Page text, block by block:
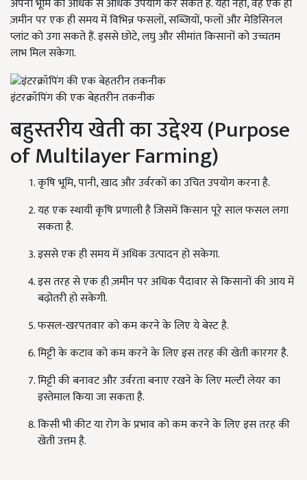
अपनी भूमि का अधिक से अधिक उपयोग कर सकते हैं. यही नहीं, वह एक ही
ज़मीन पर एक ही समय में विभिन्न फसलों, सब्जियों, फलों और मेडिसिनल
प्लांट को उगा सकते हैं. इससे छोटे, लघु और सीमांत किसानों को उच्चतम
लाभ मिल सकेगा.
इंटरक्रॉपिंग की एक बेहतरीन तकनीक
बहुस्तरीय खेती का उद्देश्य (Purpose
of Multilayer Farming)
कृषि भूमि, पानी, खाद और उर्वरकों का उचित उपयोग करना है.
यह एक स्थायी कृषि प्रणाली है जिसमें किसान पूरे साल फसल लगा
सकता है.
इससे एक ही समय में अधिक उत्पादन हो सकेगा.
इस तरह से एक ही ज़मीन पर अधिक पैदावार से किसानों की आय में
बढ़ोतरी हो सकेगी.
फसल-खरपतवार को कम करने के लिए ये बेस्ट है.
मिट्टी के कटाव को कम करने के लिए इस तरह की खेती कारगर है.
मिट्टी की बनावट और उर्वरता बनाए रखने के लिए मल्टी लेयर का
इस्तेमाल किया जा सकता है.
किसी भी कीट या रोग के प्रभाव को कम करने के लिए इस तरह की
खेती उत्तम है.